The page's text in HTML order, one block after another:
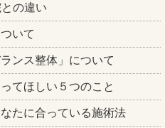
の違い
いて
ンス整体」について
てほしい５つのこと
たに合っている施術法